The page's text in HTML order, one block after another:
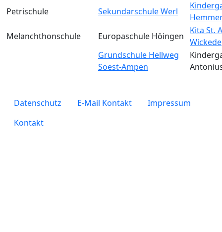
Petrischule Sekundarschule Werl
Melanchthonschule
Europaschule Höingen
Kita St.
Wickede
Grundschule Hellweg
Soest-Ampen
legals
Datenschutz E-Mail Kontakt
Impressum
Kontakt